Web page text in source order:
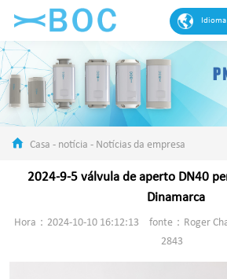
Idioma
Casa - notícia - Notícias da empresa
2024-9-5 válvula de aperto DN40
Dinamarca
Hora：2024-10-10 16:12:13 fonte：Roger
2843